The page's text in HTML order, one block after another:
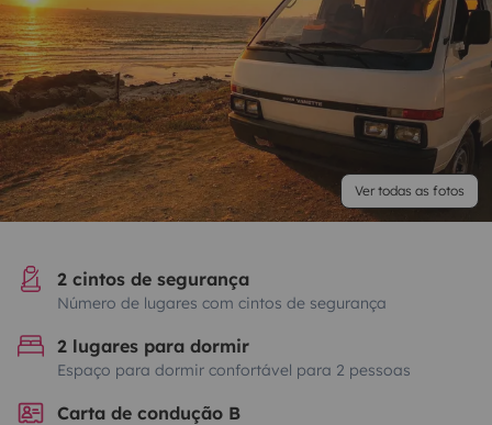
Ver todas as fotos
2 cintos de segurança
Número de lugares com cintos de segurança
2 lugares para dormir
Espaço para dormir confortável para 2 pessoas
Carta de condução B